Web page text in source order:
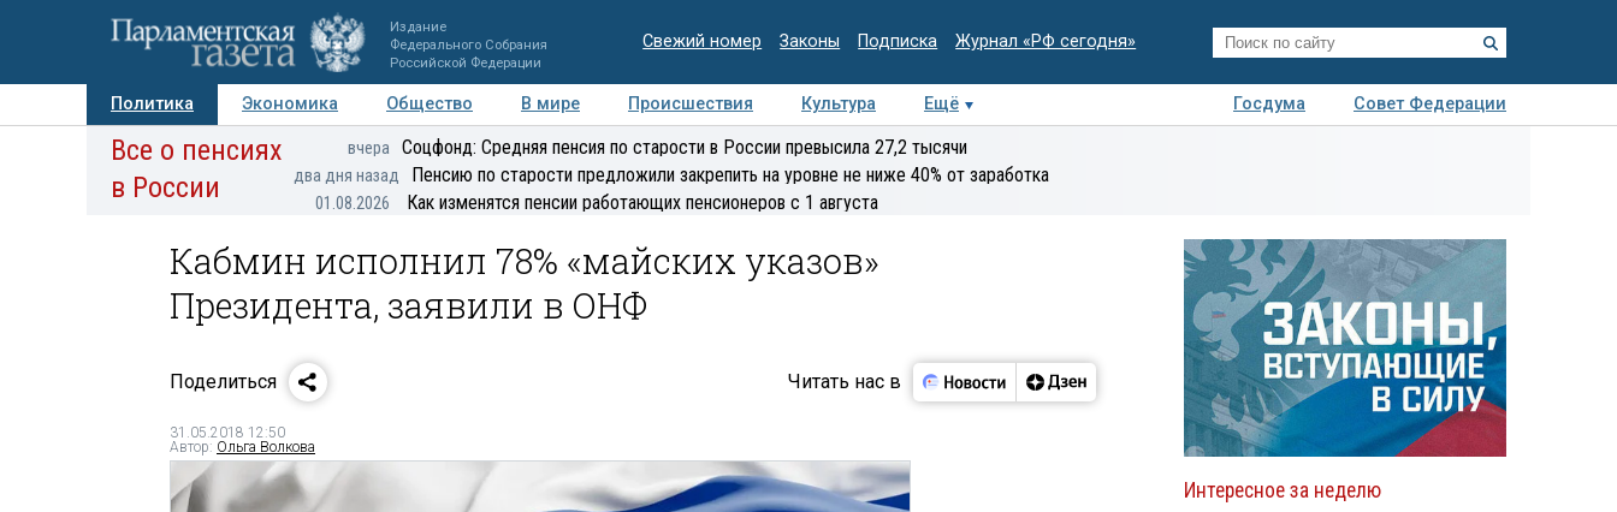
Издание
Федерального Собрания
Российской Федерации
Свежий номер Законы Подписка Журнал «РФ сегодня»
Политика Экономика Общество В мире Происшествия Культура Ещё Госдума
Совет Федерации
Авторы Персоны Мнения Регионы Медиацентр Интервью Колумнисты
экспертиза
Все о пенсиях
в России
вчера Соцфонд: Средняя пенсия по старости в России превысила 27,2 тысячи
два дня назад Пенсию по старости предложили закрепить на уровне не ниже 40% от заработка
01.08.2026 Как изменятся пенсии работающих пенсионеров с 1 августа
Кабмин исполнил 78% «майских указов»
Президента, заявили в ОНФ
Поделиться Читать нас в
31.05.2018 12:50
Автор: Ольга Волкова
Интересное за неделю